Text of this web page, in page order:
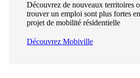
Découvrez de nouveaux territoires
trouver un emploi sont plus fortes
projet de mobilité résidentielle
Découvrez Mobiville